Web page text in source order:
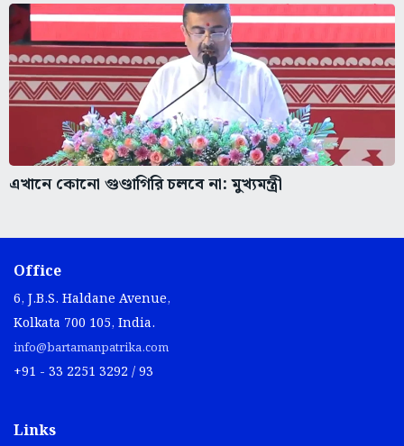
এখানে কোনো গুণ্ডাগিরি চলবে না: মুখ্যমন্ত্রী
Office
6, J.B.S. Haldane Avenue,
Kolkata 700 105, India.
info@bartamanpatrika.com
+91 - 33 2251 3292 / 93
Links